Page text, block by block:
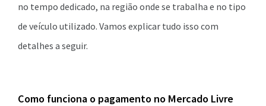
no tempo dedicado, na região onde se trabalha e no tipo
de veículo utilizado. Vamos explicar tudo isso com
detalhes a seguir.
Como funciona o pagamento no Mercado Livre